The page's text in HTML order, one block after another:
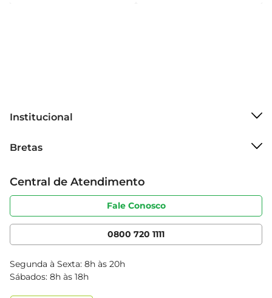
Institucional
Grupo Cencosud
Sobre privacidade
Portal do fornecedor
Cencosud Media
Bretas
Produtos Bretas
Código de ética
Serviços
Clube Bretas
Blog Bretas
Black Friday
Central de Atendimento
Fale Conosco
0800 720 1111
Segunda à Sexta: 8h às 20h
Sábados: 8h às 18h